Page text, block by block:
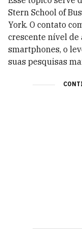
Stern School of
York. O contato
crescente nível de
smartphones, o
suas pesquisas